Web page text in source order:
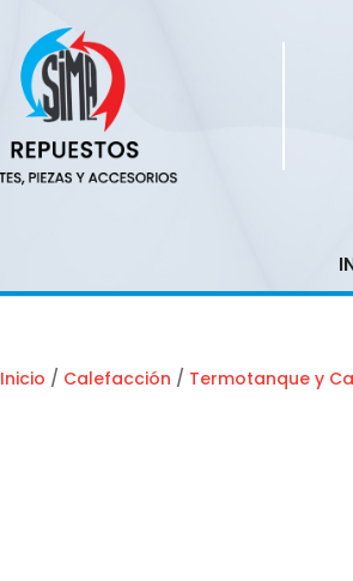
Inicio / Calefacción / Termotanque y